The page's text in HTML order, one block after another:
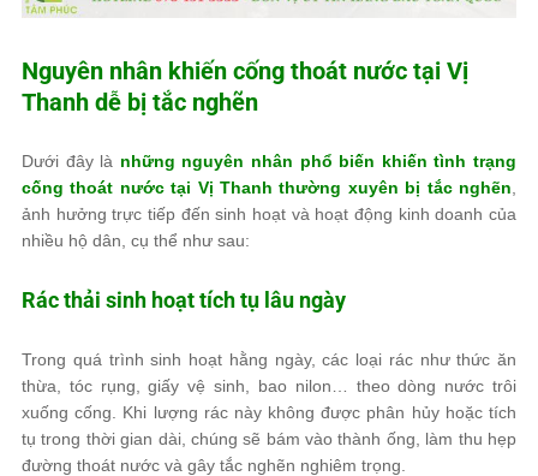
Nguyên nhân khiến cống thoát nước tại Vị
Thanh dễ bị tắc nghẽn
Dưới đây là những nguyên nhân phổ biến khiến tình trạng
cống thoát nước tại Vị Thanh thường xuyên bị tắc nghẽn
ảnh hưởng trực tiếp đến sinh hoạt và hoạt động kinh doanh của
nhiều hộ dân, cụ thể như sau:
Rác thải sinh hoạt tích tụ lâu ngày
Trong quá trình sinh hoạt hằng ngày, các loại rác như thức ăn
thừa, tóc rụng, giấy vệ sinh, bao nilon… theo dòng nước trôi
xuống cống. Khi lượng rác này không được phân hủy hoặc tích
tụ trong thời gian dài, chúng sẽ bám vào thành ống, làm thu hẹp
đường thoát nước và gây tắc nghẽn nghiêm trọng.